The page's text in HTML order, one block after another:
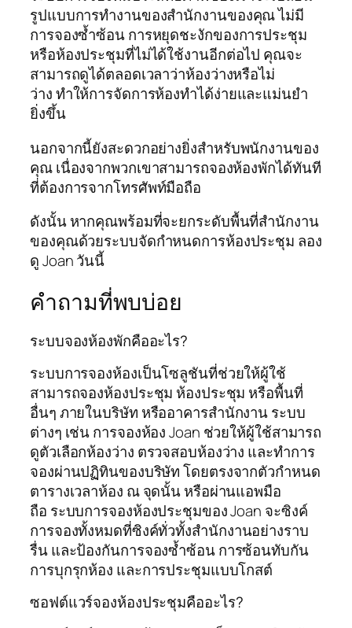
รูปแบบการทำงานของสำนักงานของคุณ ไม่มี
การจองซ้ำซ้อน การหยุดชะงักของการประชุม
หรือห้องประชุมที่ไม่ได้ใช้งานอีกต่อไป คุณจะ
สามารถดูได้ตลอดเวลาว่าห้องว่างหรือไม่
ว่าง ทำให้การจัดการห้องทำได้ง่ายและแม่นยำ
ยิ่งขึ้น
นอกจากนี้ยังสะดวกอย่างยิ่งสำหรับพนักงานของ
คุณ เนื่องจากพวกเขาสามารถจองห้องพักได้ทันที
ที่ต้องการจากโทรศัพท์มือถือ
ดังนั้น หากคุณพร้อมที่จะยกระดับพื้นที่สำนักงาน
ของคุณด้วยระบบจัดกำหนดการห้องประชุม ลอง
ดู Joan วันนี้
คำถามที่พบบ่อย
ระบบจองห้องพักคืออะไร?
ระบบการจองห้องเป็นโซลูชันที่ช่วยให้ผู้ใช้
สามารถจองห้องประชุม ห้องประชุม หรือพื้นที่
อื่นๆ ภายในบริษัท หรืออาคารสำนักงาน ระบบ
ต่างๆ เช่น การจองห้อง Joan ช่วยให้ผู้ใช้สามารถ
ดูตัวเลือกห้องว่าง ตรวจสอบห้องว่าง และทำการ
จองผ่านปฏิทินของบริษัท โดยตรงจากตัวกำหนด
ตารางเวลาห้อง ณ จุดนั้น หรือผ่านแอพมือ
ถือ ระบบการจองห้องประชุมของ Joan จะซิงค์
การจองทั้งหมดที่ซิงค์ทั่วทั้งสำนักงานอย่างราบ
รื่น และป้องกันการจองซ้ำซ้อน การซ้อนทับกัน
การบุกรุกห้อง และการประชุมแบบโกสต์
ซอฟต์แวร์จองห้องประชุมคืออะไร?